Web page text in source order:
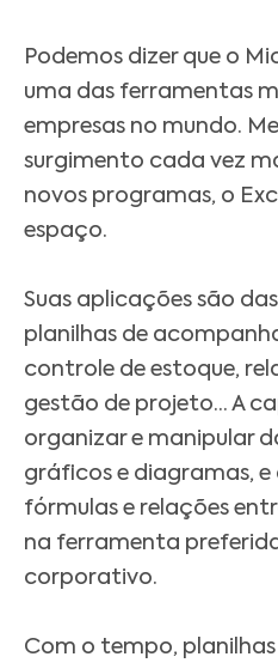
Podemos dizer que o
uma das ferramentas
empresas no mundo.
surgimento cada vez
novos programas, o
espaço.
Suas aplicações são
planilhas de
controle de estoque,
gestão de projeto... A
organizar e manipular
gráficos e diagramas,
fórmulas e relações
na ferramenta
corporativo.
Com o tempo,